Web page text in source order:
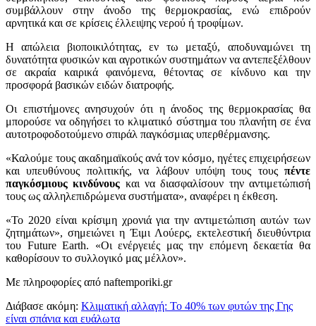
συμβάλλουν στην άνοδο της θερμοκρασίας, ενώ επιδρούν
αρνητικά και σε κρίσεις έλλειψης νερού ή τροφίμων.
Η απώλεια βιοποικιλότητας, εν τω μεταξύ, αποδυναμώνει τη
δυνατότητα φυσικών και αγροτικών συστημάτων να αντεπεξέλθουν
σε ακραία καιρικά φαινόμενα, θέτοντας σε κίνδυνο και την
προσφορά βασικών ειδών διατροφής.
Οι επιστήμονες ανησυχούν ότι η άνοδος της θερμοκρασίας θα
μπορούσε να οδηγήσει το κλιματικό σύστημα του πλανήτη σε ένα
αυτοτροφοδοτούμενο σπιράλ παγκόσμιας υπερθέρμανσης.
«Καλούμε τους ακαδημαϊκούς ανά τον κόσμο, ηγέτες επιχειρήσεων
και υπευθύνους πολιτικής, να λάβουν υπόψη τους τους πέντε
παγκόσμιους κινδύνους και να διασφαλίσουν την αντιμετώπισή
τους ως αλληλεπιδρώμενα συστήματα», αναφέρει η έκθεση.
«Το 2020 είναι κρίσιμη χρονιά για την αντιμετώπιση αυτών των
ζητημάτων», σημειώνει η Έιμι Λούερς, εκτελεστική διευθύντρια
του Future Earth. «Οι ενέργειές μας την επόμενη δεκαετία θα
καθορίσουν το συλλογικό μας μέλλον».
Με πληροφορίες από naftemporiki.gr
Διάβασε ακόμη: Κλιματική αλλαγή: Το 40% των φυτών της Γης
είναι σπάνια και ευάλωτα